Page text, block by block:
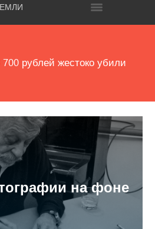
дождливые
рублей жестоко убили
дата открытия Южного моста
Самарская область
регионов»
на фоне